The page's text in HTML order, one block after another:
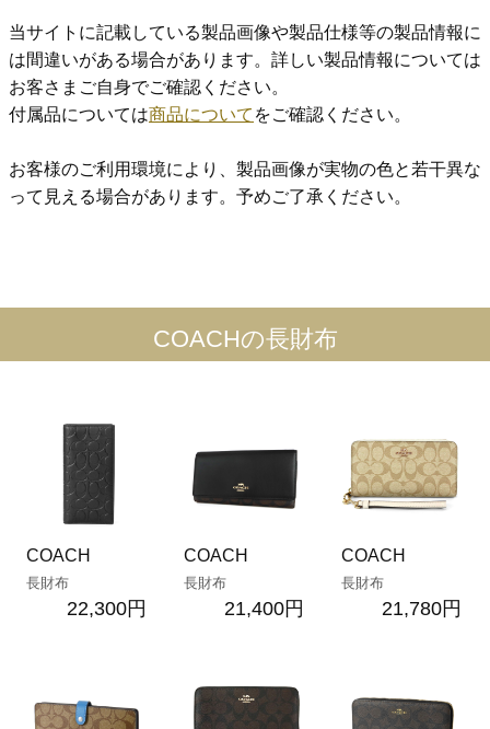
当サイトに記載している製品画像や製品仕様等の製品情報に
は間違いがある場合があります。詳しい製品情報については
お客さまご自身でご確認ください。
付属品については商品について をご確認ください。
お客様のご利用環境により、製品画像が実物の色と若干異な
って見える場合があります。予めご了承ください。
COACHの長財布
COACH
長財布
22,300円
COACH
長財布
21,400円
COACH
長財布
21,780円